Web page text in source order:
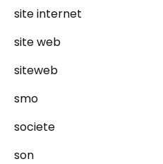
site internet
site web
siteweb
smo
societe
son